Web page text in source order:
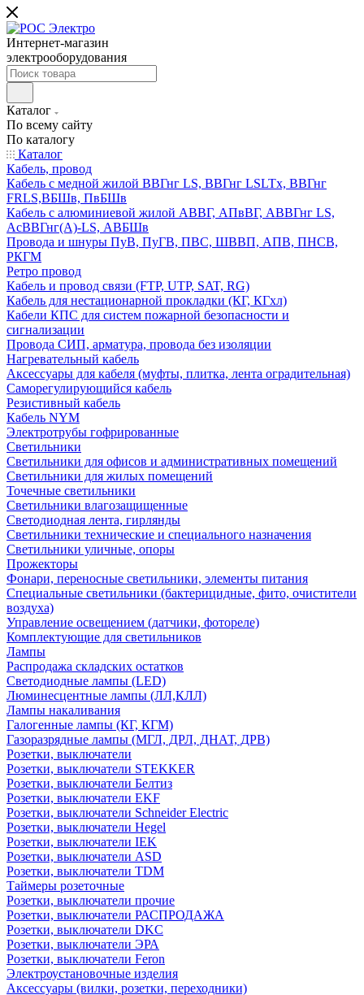
Интернет-магазин
электрооборудования
Каталог
По всему сайту
По каталогу
Каталог
Кабель, провод
Кабель с медной жилой ВВГнг LS, ВВГнг LSLTx, ВВГнг
FRLS,ВБШв, ПвБШв
Кабель с алюминиевой жилой АВВГ, АПвВГ, АВВГнг LS,
АсВВГнг(А)-LS, АВБШв
Провода и шнуры ПуВ, ПуГВ, ПВС, ШВВП, АПВ, ПНСВ,
РКГМ
Ретро провод
Кабель и провод связи (FTP, UTP, SAT, RG)
Кабель для нестационарной прокладки (КГ, КГхл)
Кабели КПС для систем пожарной безопасности и
сигнализации
Провода СИП, арматура, провода без изоляции
Нагревательный кабель
Аксессуары для кабеля (муфты, плитка, лента оградительная)
Саморегулирующийся кабель
Резистивный кабель
Кабель NYM
Электротрубы гофрированные
Светильники
Светильники для офисов и административных помещений
Светильники для жилых помещений
Точечные светильники
Светильники влагозащищенные
Светодиодная лента, гирлянды
Светильники технические и специального назначения
Светильники уличные, опоры
Прожекторы
Фонари, переносные светильники, элементы питания
Специальные светильники (бактерицидные, фито, очистители
воздуха)
Управление освещением (датчики, фотореле)
Комплектующие для светильников
Лампы
Распродажа складских остатков
Светодиодные лампы (LED)
Люминесцентные лампы (ЛЛ,КЛЛ)
Лампы накаливания
Галогенные лампы (КГ, КГМ)
Газоразрядные лампы (МГЛ, ДРЛ, ДНАТ, ДРВ)
Розетки, выключатели
Розетки, выключатели STEKKER
Розетки, выключатели Белтиз
Розетки, выключатели EKF
Розетки, выключатели Schneider Electric
Розетки, выключатели Hegel
Розетки, выключатели IEK
Розетки, выключатели ASD
Розетки, выключатели TDM
Таймеры розеточные
Розетки, выключатели прочие
Розетки, выключатели РАСПРОДАЖА
Розетки, выключатели DKC
Розетки, выключатели ЭРА
Розетки, выключатели Feron
Электроустановочные изделия
Аксессуары (вилки, розетки, переходники)